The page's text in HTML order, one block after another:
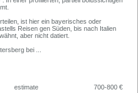
ist hier ein bayerisches oder
Reisen gen Süden, bis nach Italien
aber nicht datiert.
bei
estimate 700-800 €